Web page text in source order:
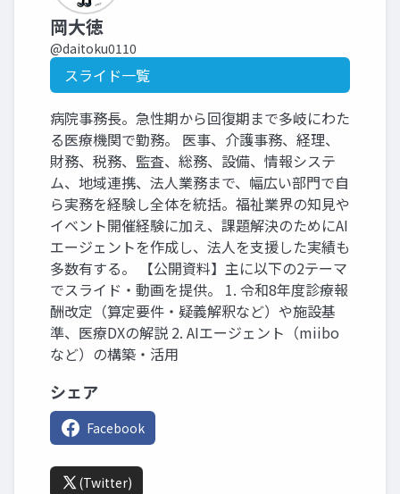
岡大徳
@daitoku0110
スライド一覧
病院事務長。急性期から回復期まで多岐にわた
る医療機関で勤務。 医事、介護事務、経理、
財務、税務、監査、総務、設備、情報システ
ム、地域連携、法人業務まで、幅広い部門で自
ら実務を経験し全体を統括。福祉業界の知見や
イベント開催経験に加え、課題解決のためにAI
エージェントを作成し、法人を支援した実績も
多数有する。 【公開資料】主に以下の2テーマ
でスライド・動画を提供。 1. 令和8年度診療報
酬改定（算定要件・疑義解釈など）や施設基
準、医療DXの解説 2. AIエージェント（miibo
など）の構築・活用
シェア
Facebook
(Twitter)